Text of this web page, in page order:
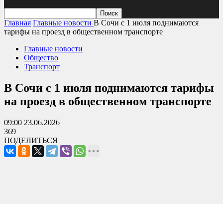
Главная Главные новости В Сочи с 1 июля поднимаются
тарифы на проезд в общественном транспорте
Главные новости
Общество
Транспорт
В Сочи с 1 июля поднимаются тарифы
на проезд в общественном транспорте
09:00 23.06.2026
369
ПОДЕЛИТЬСЯ